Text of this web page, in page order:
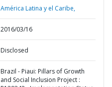
América Latina y el Caribe,
2016/03/16
Disclosed
Brazil - Piaui: Pillars of Growth
and Social Inclusion Project :